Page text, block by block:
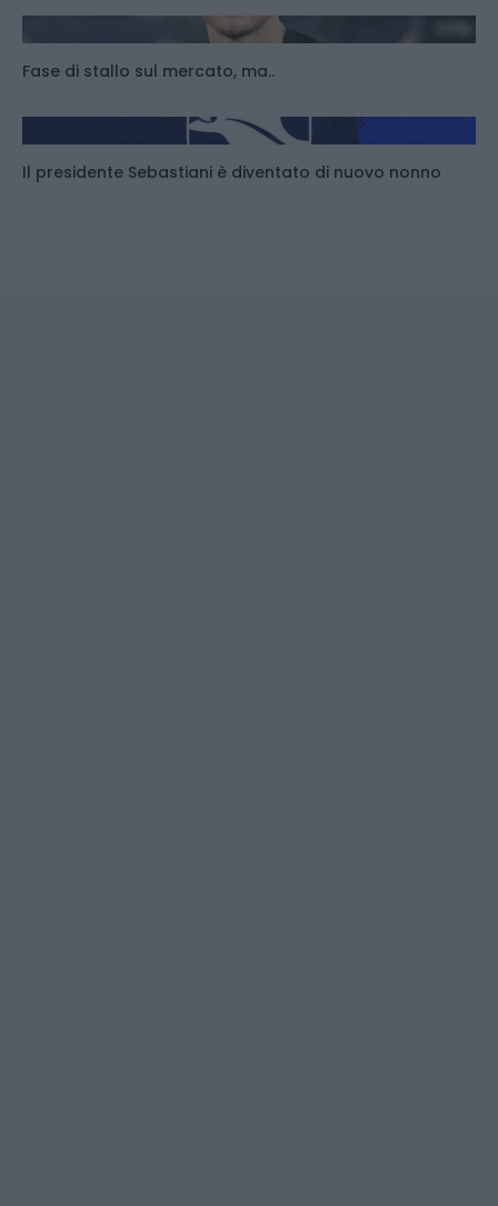
Fase di stallo sul mercato, ma..
Il presidente Sebastiani è diventato di nuovo nonno